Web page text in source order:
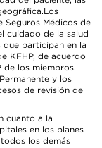
Seguros Médicos de
cuidado de la salud
que participan en la
KFHP, de acuerdo
los miembros.
y los
de revisión de
cuanto a la
en los planes
los demás